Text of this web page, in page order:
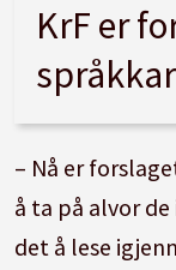
KrF er
– Nå er
å ta på alvor
det å lese